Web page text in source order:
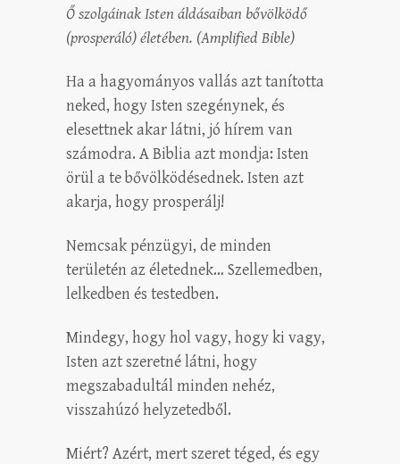
Ő szolgáinak Isten áldásaiban bővölködő
(prosperáló) életében. (Amplified Bible)
Ha a hagyományos vallás azt tanította
neked, hogy Isten szegénynek, és
elesettnek akar látni, jó hírem van
számodra. A Biblia azt mondja: Isten
örül a te bővölködésednek. Isten azt
akarja, hogy prosperálj!
Nemcsak pénzügyi, de minden
területén az életednek… Szellemedben,
lelkedben és testedben.
Mindegy, hogy hol vagy, hogy ki vagy,
Isten azt szeretné látni, hogy
megszabadultál minden nehéz,
visszahúzó helyzetedből.
Miért? Azért, mert szeret téged, és egy